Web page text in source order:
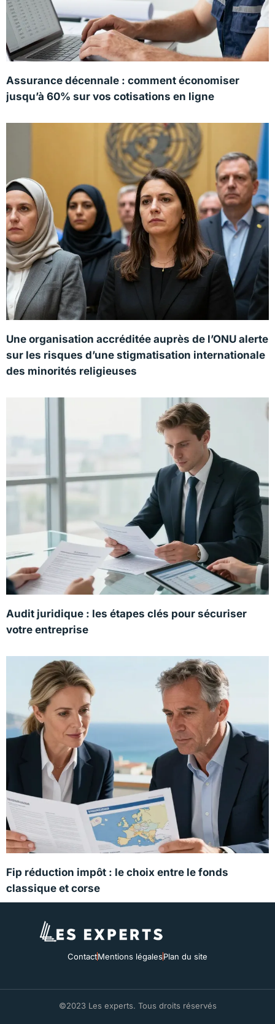
Assurance décennale : comment économiser
jusqu’à 60% sur vos cotisations en ligne
Une organisation accréditée auprès de l’ONU alerte
sur les risques d’une stigmatisation internationale
des minorités religieuses
Audit juridique : les étapes clés pour sécuriser
votre entreprise
Fip réduction impôt : le choix entre le fonds
classique et corse
ContactMentions légalesPlan du site
©2023 Les experts. Tous droits réservés